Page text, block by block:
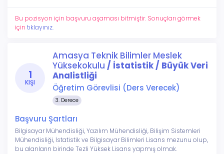
Bu pozisyon için başvuru aşaması bitmiştir. Sonuçları görmek
için tıklayınız.
1
KIŞI
Amasya Teknik Bilimler Meslek
Yüksekokulu / İstatistik / Büyük Veri
Analistliği
Öğretim Görevlisi (Ders Verecek)
3. Derece
Başvuru Şartları
Bilgisayar Mühendisliği, Yazılım Mühendisliği, Bilişim Sistemleri
Mühendisliği, İstatistik ve Bilgisayar Bilimleri Lisans mezunu olup,
bu alanların birinde Tezli Yüksek Lisans yapmış olmak.